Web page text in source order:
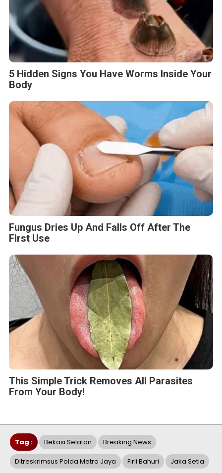
5 Hidden Signs You Have Worms Inside Your
Body
Fungus Dries Up And Falls Off After The
First Use
This Simple Trick Removes All Parasites
From Your Body!
Tag : Bekasi Selatan Breaking News
Ditreskrimsus Polda Metro Jaya Firli Bahuri Jaka Setia